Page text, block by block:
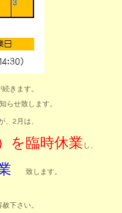
きます。
らせ致します。
、2月は、
を臨時休業 し、
業 致します。
下さい。